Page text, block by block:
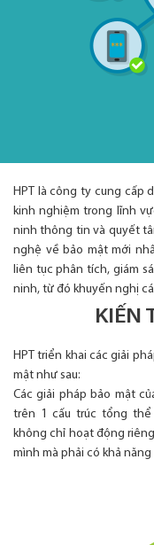
HPT là công ty cung cấp
kinh nghiệm trong lĩnh
ninh thông tin và quyết
nghệ về bảo mật mới
liên tục phân tích, giám
ninh, từ đó khuyến nghị
KIẾN
HPT triển khai các giải
mật như sau:
Các giải pháp bảo mật
trên 1 cấu trúc tổng
không chỉ hoạt động
mình mà phải có khả